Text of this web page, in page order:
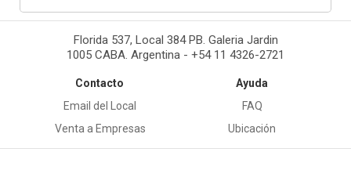
Florida 537, Local 384 PB. Galeria Jardin
1005 CABA. Argentina - +54 11 4326-2721
Contacto
Email del Local
Venta a Empresas
Ayuda
FAQ
Ubicación